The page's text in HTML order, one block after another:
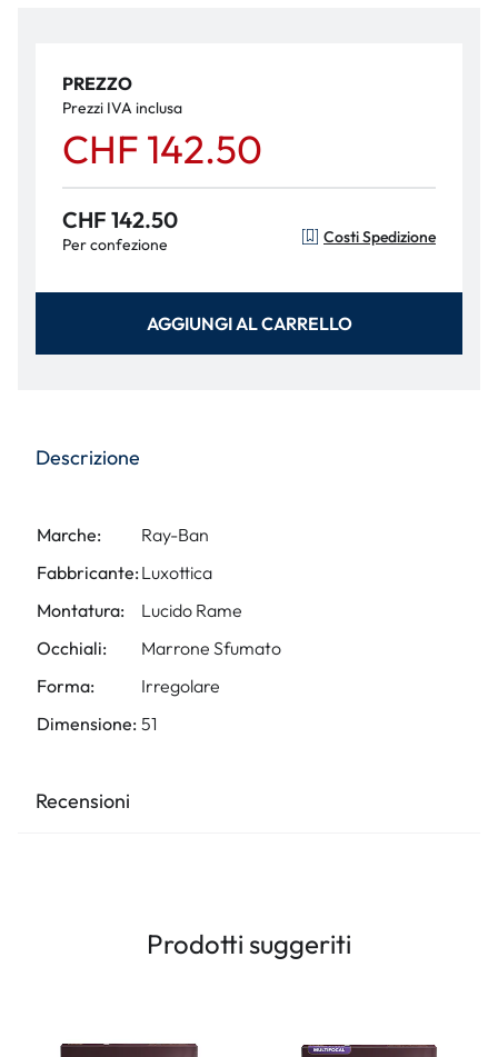
PREZZO
Prezzi IVA inclusa
CHF 142.50
CHF 142.50
Per confezione Costi Spedizione
AGGIUNGI AL CARRELLO
Descrizione
Marche:
Ray-Ban
Fabbricante: Luxottica
Montatura:
Lucido Rame
Occhiali:
Marrone Sfumato
Forma:
Irregolare
Dimensione: 51
Recensioni
Prodotti suggeriti